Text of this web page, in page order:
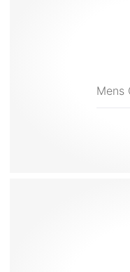
Mens